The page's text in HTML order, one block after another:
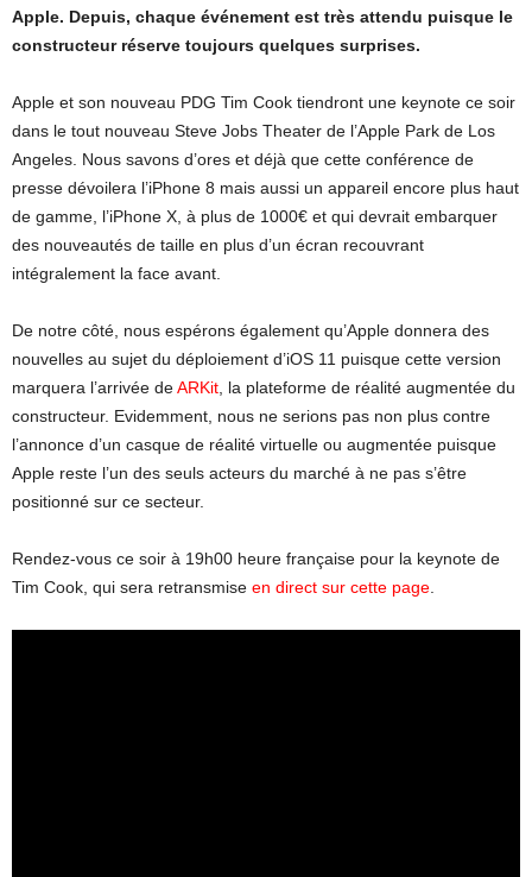
Apple. Depuis, chaque événement est très attendu puisque le
constructeur réserve toujours quelques surprises.
Apple et son nouveau PDG Tim Cook tiendront une keynote ce soir
dans le tout nouveau Steve Jobs Theater de l’Apple Park de Los
Angeles. Nous savons d’ores et déjà que cette conférence de
presse dévoilera l’iPhone 8 mais aussi un appareil encore plus haut
de gamme, l’iPhone X, à plus de 1000€ et qui devrait embarquer
des nouveautés de taille en plus d’un écran recouvrant
intégralement la face avant.
De notre côté, nous espérons également qu’Apple donnera des
nouvelles au sujet du déploiement d’iOS 11 puisque cette version
marquera l’arrivée deARKit , la plateforme de réalité augmentée du
constructeur. Evidemment, nous ne serions pas non plus contre
l’annonce d’un casque de réalité virtuelle ou augmentée puisque
Apple reste l’un des seuls acteurs du marché à ne pas s’être
positionné sur ce secteur.
Rendez-vous ce soir à 19h00 heure française pour la keynote de
Tim Cook, qui sera retransmise en direct sur cette page